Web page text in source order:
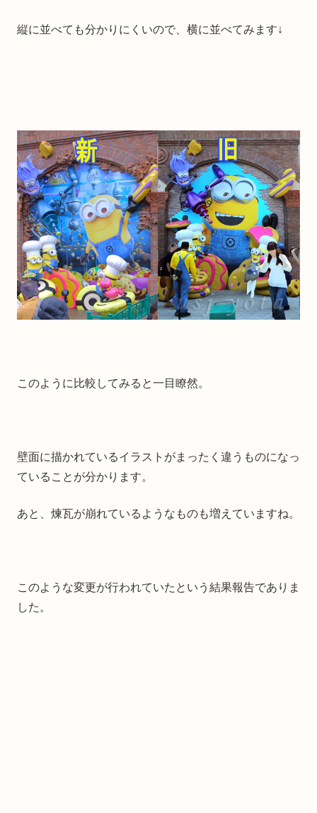
縦に並べても分かりにくいので、横に並べてみます↓
このように比較してみると一目瞭然。
壁面に描かれているイラストがまったく違うものになっ
ていることが分かります。
あと、煉瓦が崩れているようなものも増えていますね。
このような変更が行われていたという結果報告でありま
した。